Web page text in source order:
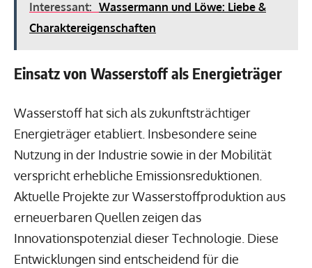
Interessant: Wassermann und Löwe: Liebe &
Charaktereigenschaften
Einsatz von Wasserstoff als Energieträger
Wasserstoff hat sich als zukunftsträchtiger
Energieträger etabliert. Insbesondere seine
Nutzung in der Industrie sowie in der Mobilität
verspricht erhebliche Emissionsreduktionen.
Aktuelle Projekte zur Wasserstoffproduktion aus
erneuerbaren Quellen zeigen das
Innovationspotenzial dieser Technologie. Diese
Entwicklungen sind entscheidend für die